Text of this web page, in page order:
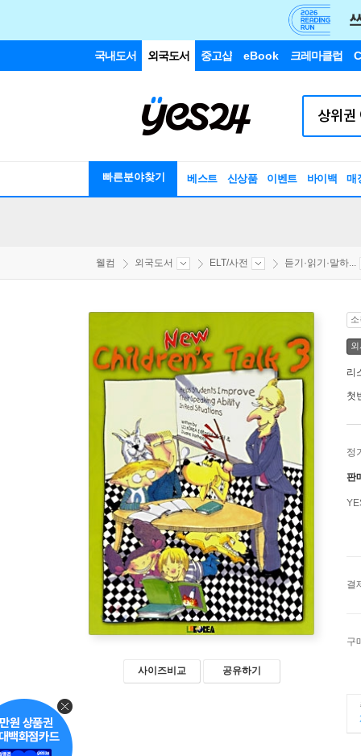
국내도서 외국도서 중고샵 eBook 크레마클럽
빠른분야찾기 베스트 신상품 이벤트 바이백 매
웰컴 외국도서 ELT/사전 듣기·읽기·말하...
사이즈비교 공유하기
리
첫
정
판
결
구